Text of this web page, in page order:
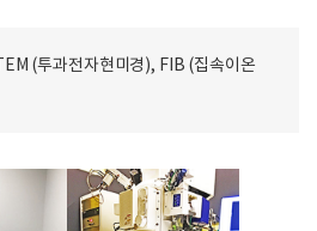
(투과전자현미경), FIB (집속이온